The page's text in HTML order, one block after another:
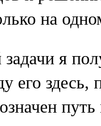
на
я
его здесь,